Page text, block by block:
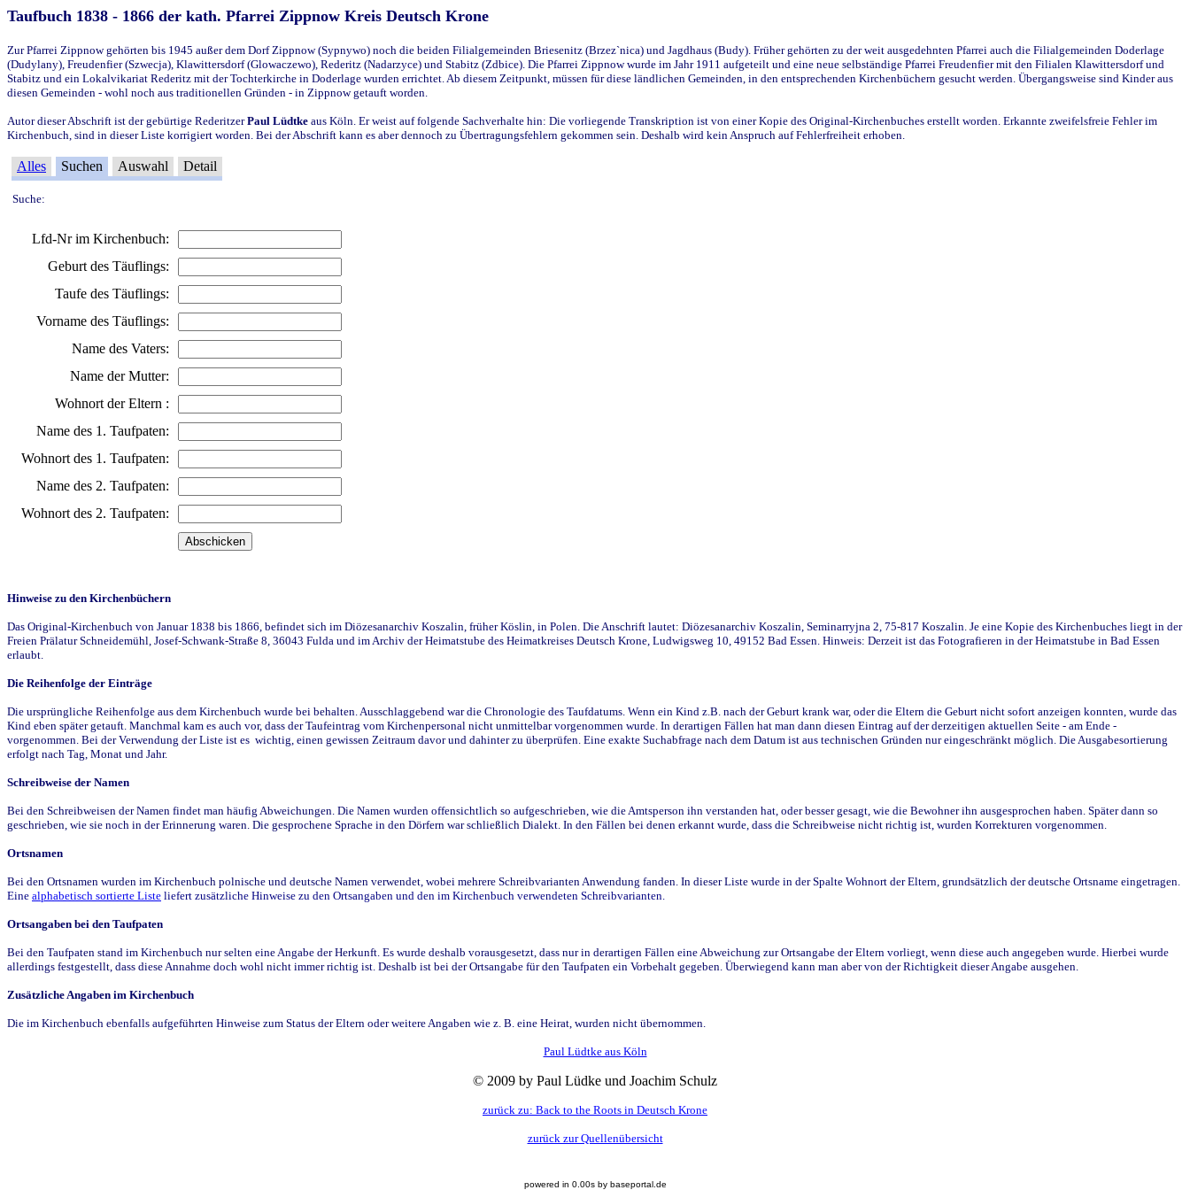
Taufbuch 1838 - 1866 der kath. Pfarrei Zippnow Kreis Deutsch Krone
Zur Pfarrei Zippnow gehörten bis 1945 außer dem Dorf Zippnow (Sypnywo) noch die beiden Filialgemeinden Briesenitz (Brzez`nica) und Jagdhaus (Budy). Früher gehörten zu der weit ausgedehnten Pfarrei auch die Filialgemeinden Doderlage
(Dudylany), Freudenfier (Szwecja), Klawittersdorf (Glowaczewo), Rederitz (Nadarzyce) und Stabitz (Zdbice). Die Pfarrei Zippnow wurde im Jahr 1911 aufgeteilt und eine neue selbständige Pfarrei Freudenfier mit den Filialen Klawittersdorf und
Stabitz und ein Lokalvikariat Rederitz mit der Tochterkirche in Doderlage wurden errichtet. Ab diesem Zeitpunkt, müssen für diese ländlichen Gemeinden, in den entsprechenden Kirchenbüchern gesucht werden. Übergangsweise sind Kinder aus
diesen Gemeinden - wohl noch aus traditionellen Gründen - in Zippnow getauft worden.
Autor dieser Abschrift ist der gebürtige RederitzerPaul Lüdtke aus Köln. Er weist auf folgende Sachverhalte hin: Die vorliegende Transkription ist von einer Kopie des Original-Kirchenbuches erstellt worden. Erkannte zweifelsfreie Fehler im
Kirchenbuch, sind in dieser Liste korrigiert worden. Bei der Abschrift kann es aber dennoch zu Übertragungsfehlern gekommen sein. Deshalb wird kein Anspruch auf Fehlerfreiheit erhoben.
Alles Suchen Auswahl Detail
Suche:
Lfd-Nr im Kirchenbuch:
Geburt des Täuflings:
Taufe des Täuflings:
Vorname des Täuflings:
Name des Vaters:
Name der Mutter:
Wohnort der Eltern :
Name des 1. Taufpaten:
Wohnort des 1. Taufpaten:
Name des 2. Taufpaten:
Wohnort des 2. Taufpaten:
Hinweise zu den Kirchenbüchern
Das Original-Kirchenbuch von Januar 1838 bis 1866, befindet sich im Diözesanarchiv Koszalin, früher Köslin, in Polen. Die Anschrift lautet: Diözesanarchiv Koszalin, Seminarryjna 2, 75-817 Koszalin. Je eine Kopie des Kirchenbuches liegt in der
Freien Prälatur Schneidemühl, Josef-Schwank-Straße 8, 36043 Fulda und im Archiv der Heimatstube des Heimatkreises Deutsch Krone, Ludwigsweg 10, 49152 Bad Essen. Hinweis: Derzeit ist das Fotografieren in der Heimatstube in Bad Essen
erlaubt.
Die Reihenfolge der Einträge
Die ursprüngliche Reihenfolge aus dem Kirchenbuch wurde bei behalten. Ausschlaggebend war die Chronologie des Taufdatums. Wenn ein Kind z.B. nach der Geburt krank war, oder die Eltern die Geburt nicht sofort anzeigen konnten, wurde das
Kind eben später getauft. Manchmal kam es auch vor, dass der Taufeintrag vom Kirchenpersonal nicht unmittelbar vorgenommen wurde. In derartigen Fällen hat man dann diesen Eintrag auf der derzeitigen aktuellen Seite - am Ende -
vorgenommen. Bei der Verwendung der Liste ist es wichtig, einen gewissen Zeitraum davor und dahinter zu überprüfen. Eine exakte Suchabfrage nach dem Datum ist aus technischen Gründen nur eingeschränkt möglich. Die Ausgabesortierung
erfolgt nach Tag, Monat und Jahr.
Schreibweise der Namen
Bei den Schreibweisen der Namen findet man häufig Abweichungen. Die Namen wurden offensichtlich so aufgeschrieben, wie die Amtsperson ihn verstanden hat, oder besser gesagt, wie die Bewohner ihn ausgesprochen haben. Später dann so
geschrieben, wie sie noch in der Erinnerung waren. Die gesprochene Sprache in den Dörfern war schließlich Dialekt. In den Fällen bei denen erkannt wurde, dass die Schreibweise nicht richtig ist, wurden Korrekturen vorgenommen.
Ortsnamen
Bei den Ortsnamen wurden im Kirchenbuch polnische und deutsche Namen verwendet, wobei mehrere Schreibvarianten Anwendung fanden. In dieser Liste wurde in der Spalte Wohnort der Eltern, grundsätzlich der deutsche Ortsname eingetragen.
Eine alphabetisch sortierte Liste liefert zusätzliche Hinweise zu den Ortsangaben und den im Kirchenbuch verwendeten Schreibvarianten.
Ortsangaben bei den Taufpaten
Bei den Taufpaten stand im Kirchenbuch nur selten eine Angabe der Herkunft. Es wurde deshalb vorausgesetzt, dass nur in derartigen Fällen eine Abweichung zur Ortsangabe der Eltern vorliegt, wenn diese auch angegeben wurde. Hierbei wurde
allerdings festgestellt, dass diese Annahme doch wohl nicht immer richtig ist. Deshalb ist bei der Ortsangabe für den Taufpaten ein Vorbehalt gegeben. Überwiegend kann man aber von der Richtigkeit dieser Angabe ausgehen.
Zusätzliche Angaben im Kirchenbuch
Die im Kirchenbuch ebenfalls aufgeführten Hinweise zum Status der Eltern oder weitere Angaben wie z. B. eine Heirat, wurden nicht übernommen.
Paul Lüdtke aus Köln
© 2009 by Paul Lüdke und Joachim Schulz
zurück zu: Back to the Roots in Deutsch Krone
zurück zur Quellenübersicht
powered in 0.00s by baseportal.de